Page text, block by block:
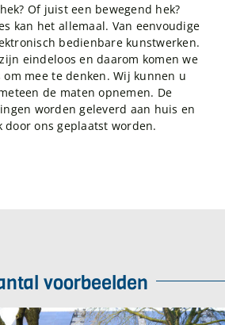
Of juist een bewegend hek?
kan het allemaal. Van eenvoudige
bedienbare kunstwerken.
eindeloos en daarom komen we
mee te denken. Wij kunnen u
de maten opnemen. De
worden geleverd aan huis en
door ons geplaatst worden.
voorbeelden